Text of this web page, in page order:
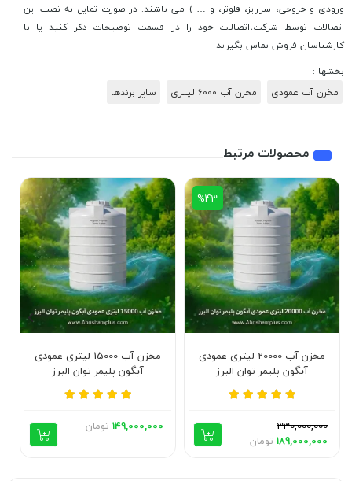
ورودی و خروجی، سرریز، فلوتر، و … ) می باشند. در صورت تمایل به نصب این
اتصالات توسط شرکت،اتصالات خود را در قسمت توضیحات ذکر کنید یا با
کارشناسان فروش تماس بگیرید
بخشها :
مخزن آب عمودی
مخزن آب 6000 لیتری سایر برندها
محصولات مرتبط
%43
مخزن آب 20000 لیتری عمودی
آبگون پلیمر توان البرز
330,000,000
189,000,000 تومان
مخزن آب 15000 لیتری عمودی
آبگون پلیمر توان البرز
149,000,000 تومان